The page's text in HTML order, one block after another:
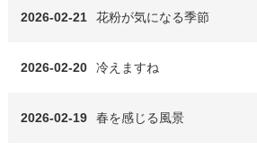
2026-02-21 花粉が気になる季節
2026-02-20 冷えますね
2026-02-19 春を感じる風景